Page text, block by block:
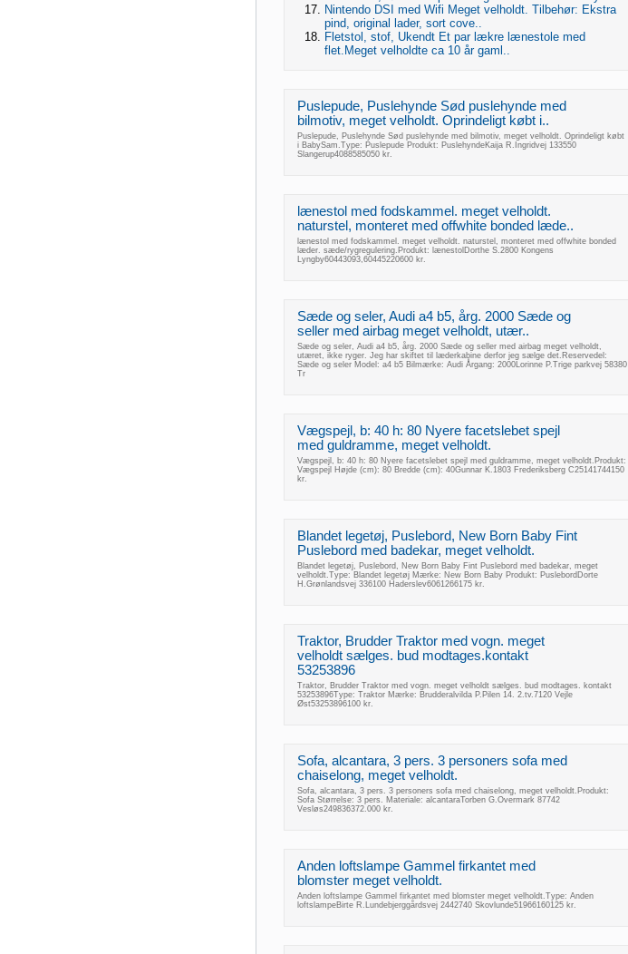
Nintendo DSI med Wifi Meget velholdt. Tilbehør: Ekstra
pind, original lader, sort cove..
Fletstol, stof, Ukendt Et par lækre lænestole med
flet.Meget velholdte ca 10 år gaml..
Puslepude, Puslehynde Sød puslehynde med
bilmotiv, meget velholdt. Oprindeligt købt i..
Puslepude, Puslehynde Sød puslehynde med bilmotiv, meget velholdt. Oprindeligt købt
i BabySam.Type: Puslepude Produkt: PuslehyndeKaija R.Ingridvej 133550
Slangerup4088585050 kr.
lænestol med fodskammel. meget velholdt.
naturstel, monteret med offwhite bonded læde..
lænestol med fodskammel. meget velholdt. naturstel, monteret med offwhite bonded
læder. sæde/rygregulering.Produkt: lænestolDorthe S.2800 Kongens
Lyngby60443093,60445220600 kr.
Sæde og seler, Audi a4 b5, årg. 2000 Sæde og
seller med airbag meget velholdt, utær..
Sæde og seler, Audi a4 b5, årg. 2000 Sæde og seller med airbag meget velholdt,
utæret, ikke ryger. Jeg har skiftet til læderkabine derfor jeg sælge det.Reservedel:
Sæde og seler Model: a4 b5 Bilmærke: Audi Årgang: 2000Lorinne P.Trige parkvej 58380
Tr
Vægspejl, b: 40 h: 80 Nyere facetslebet spejl
med guldramme, meget velholdt.
Vægspejl, b: 40 h: 80 Nyere facetslebet spejl med guldramme, meget velholdt.Produkt:
Vægspejl Højde (cm): 80 Bredde (cm): 40Gunnar K.1803 Frederiksberg C25141744150
kr.
Blandet legetøj, Puslebord, New Born Baby Fint
Puslebord med badekar, meget velholdt.
Blandet legetøj, Puslebord, New Born Baby Fint Puslebord med badekar, meget
velholdt.Type: Blandet legetøj Mærke: New Born Baby Produkt: PuslebordDorte
H.Grønlandsvej 336100 Haderslev6061266175 kr.
Traktor, Brudder Traktor med vogn. meget
velholdt sælges. bud modtages.kontakt
53253896
Traktor, Brudder Traktor med vogn. meget velholdt sælges. bud modtages. kontakt
53253896Type: Traktor Mærke: Brudderalvilda P.Pilen 14. 2.tv.7120 Vejle
Øst53253896100 kr.
Sofa, alcantara, 3 pers. 3 personers sofa med
chaiselong, meget velholdt.
Sofa, alcantara, 3 pers. 3 personers sofa med chaiselong, meget velholdt.Produkt:
Sofa Størrelse: 3 pers. Materiale: alcantaraTorben G.Overmark 87742
Vesløs249836372.000 kr.
Anden loftslampe Gammel firkantet med
blomster meget velholdt.
Anden loftslampe Gammel firkantet med blomster meget velholdt.Type: Anden
loftslampeBirte R.Lundebjerggårdsvej 2442740 Skovlunde51966160125 kr.